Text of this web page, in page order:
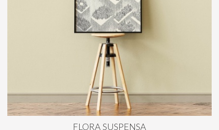
FLORA SUSPENSA